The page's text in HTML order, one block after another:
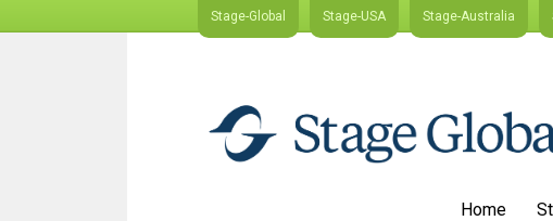
Stage-Global Stage-USA Stage-Australia
Home